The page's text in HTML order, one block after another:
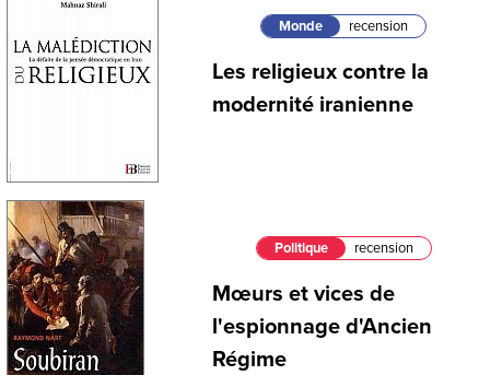
Monde recension
Les religieux contre la
modernité iranienne
Politique recension
Mœurs et vices de
l'espionnage d'Ancien
Régime